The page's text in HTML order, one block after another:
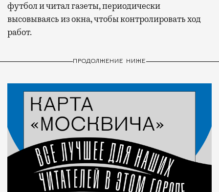
футбол и читал газеты, периодически
высовываясь из окна, чтобы контролировать ход
работ.
ПРОДОЛЖЕНИЕ НИЖЕ